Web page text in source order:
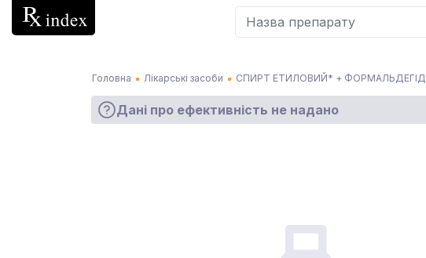
Головна Лікарські засоби СПИРТ ЕТИЛОВИЙ* + ФОРМАЛЬДЕГІД
Дані про ефективність не надано